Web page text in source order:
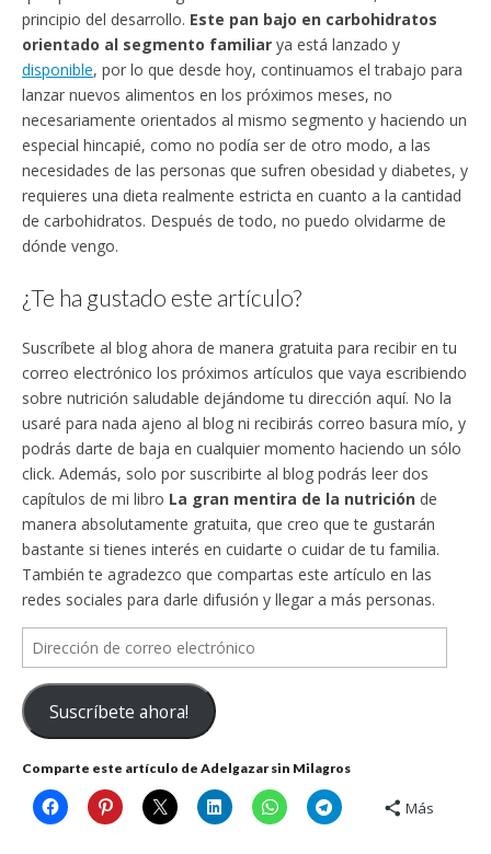
principio del desarrollo. Este pan bajo en carbohidratos
orientado al segmento familiar ya está lanzado y
disponible, por lo que desde hoy, continuamos el trabajo para
lanzar nuevos alimentos en los próximos meses, no
necesariamente orientados al mismo segmento y haciendo un
especial hincapié, como no podía ser de otro modo, a las
necesidades de las personas que sufren obesidad y diabetes, y
requieres una dieta realmente estricta en cuanto a la cantidad
de carbohidratos. Después de todo, no puedo olvidarme de
dónde vengo.
¿Te ha gustado este artículo?
Suscríbete al blog ahora de manera gratuita para recibir en tu
correo electrónico los próximos artículos que vaya escribiendo
sobre nutrición saludable dejándome tu dirección aquí. No la
usaré para nada ajeno al blog ni recibirás correo basura mío, y
podrás darte de baja en cualquier momento haciendo un sólo
click. Además, solo por suscribirte al blog podrás leer dos
capítulos de mi libro La gran mentira de la nutrición de
manera absolutamente gratuita, que creo que te gustarán
bastante si tienes interés en cuidarte o cuidar de tu familia.
También te agradezco que compartas este artículo en las
redes sociales para darle difusión y llegar a más personas.
Dirección
de
correo
electrónico
Suscríbete ahora!
Comparte este artículo de Adelgazar sin Milagros
Más